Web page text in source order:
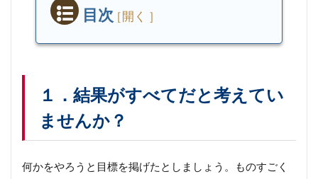
目次
結果
だと
考え
てい
ませ
ん
１．結果がすべてだと考えてい
ませんか？
何かをやろうと目標を掲げたとしましょう。ものすごく